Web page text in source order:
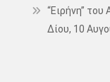
“Ειρήνη”
Δίου, 10